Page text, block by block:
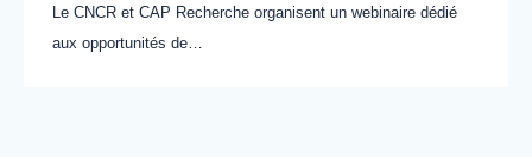
Le CNCR et CAP Recherche organisent un webinaire dédié
aux opportunités de…